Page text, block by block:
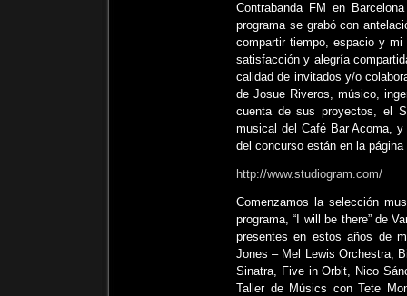
Contrabanda FM en
programa se grabó con
compartir tiempo, espacio y
satisfacción y alegría
calidad de invitados y/o
de Josue Riveros, músico,
cuenta de sus proyectos, el
musical del Café Bar Acoma,
del concurso están en la
http://www.studiogram.com/
Comenzamos la selección
programa, “I will be there” de
presentes en estos años de
Jones – Mel Lewis Orchestra,
Sinatra, Five in Orbit, Nico
Taller de Músics con Tete